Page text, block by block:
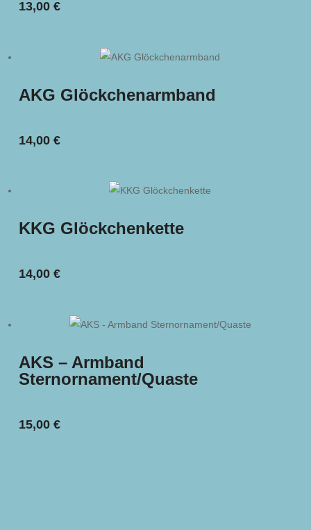
13,00€
AKG Glöckchenarmband
14,00€
KKG Glöckchenkette
14,00€
AKS – Armband
Sternornament/Quaste
15,00€